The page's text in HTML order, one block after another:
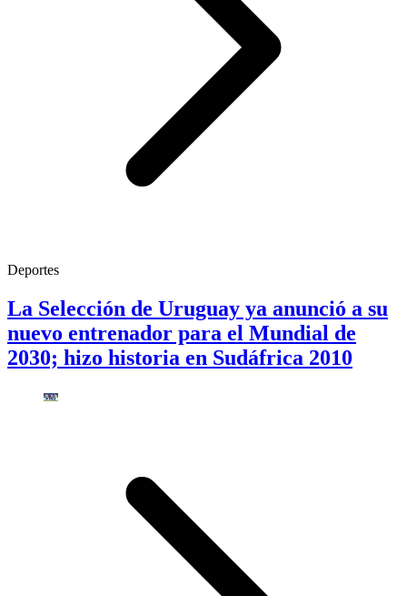
Deportes
La Selección de Uruguay ya anunció a su
nuevo entrenador para el Mundial de
2030; hizo historia en Sudáfrica 2010